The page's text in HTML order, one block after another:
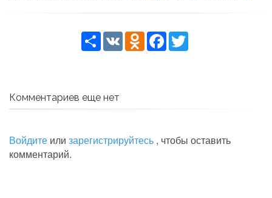
ShareVK Odnoklassniki
Facebook
Twitter
Комментариев еще нет
Войдите или зарегистрируйтесь , чтобы оставить
комментарий.